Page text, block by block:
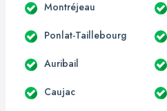
Montréjeau
Ponlat-Taillebourg
Auribail
Caujac